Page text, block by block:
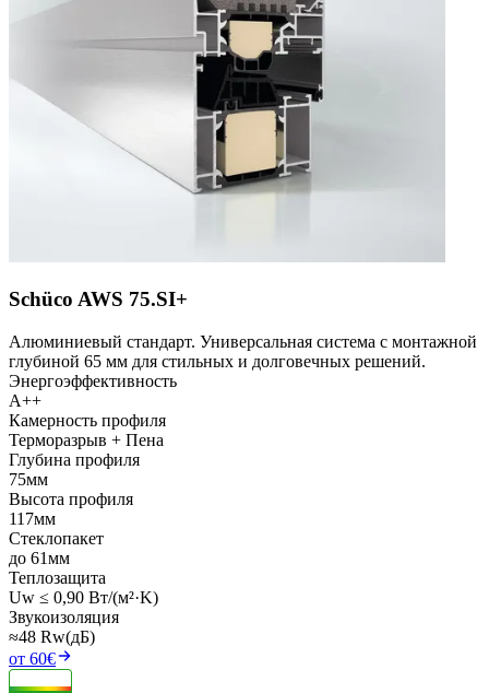
Schüco AWS 75.SI+
Алюминиевый стандарт. Универсальная система с монтажной
глубиной 65 мм для стильных и долговечных решений.
Энергоэффективность
A++
Камерность профиля
Терморазрыв + Пена
Глубина профиля
75мм
Высота профиля
117мм
Стеклопакет
до 61мм
Теплозащита
Uw ≤ 0,90 Вт/(м²·K)
Звукоизоляция
≈48 Rw(дБ)
от 60€